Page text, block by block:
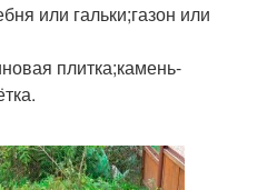
или гальки;газон или
плитка;камень-